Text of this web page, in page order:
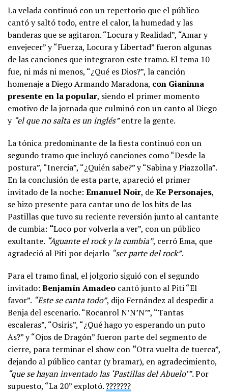
La velada continuó con un repertorio que el público
cantó y saltó todo, entre el calor, la humedad y las
banderas que se agitaron. “Locura y Realidad”, “Amar y
envejecer” y “Fuerza, Locura y Libertad” fueron algunas
de las canciones que integraron este tramo. El tema 10
fue, ni más ni menos, “¿Qué es Dios?”, la canción
homenaje a Diego Armando Maradona, con Gianinna
presente en la popular, siendo el primer momento
emotivo de la jornada que culminó con un canto al Diego
y “el que no salta es un inglés”entre la gente.
La tónica predominante de la fiesta continuó con un
segundo tramo que incluyó canciones como “Desde la
postura”, “Inercia”, “¿Quién sabe?” y “Sabina y Piazzolla”.
En la conclusión de esta parte, apareció el primer
invitado de la noche: Emanuel Noir, deKe Personajes,
se hizo presente para cantar uno de los hits de las
Pastillas que tuvo su reciente reversión junto al cantante
de cumbia: “Loco por volverla a ver”, con un público
exultante. “Aguante el rock y la cumbia”, cerró Ema, que
agradeció al Piti por dejarlo “ser parte del rock”.
Para el tramo final, el jolgorio siguió con el segundo
invitado: Benjamín Amadeo cantó junto al Piti “El
favor”. “Este se canta todo”, dijo Fernández al despedir a
Benja del escenario. “Rocanrol N’N’N’”, “Tantas
escaleras”, “Osiris”, “¿Qué hago yo esperando un puto
As?” y “Ojos de Dragón” fueron parte del segmento de
cierre, para terminar el show con “Otra vuelta de tuerca”,
dejando al público cantar (y bramar), en agradecimiento,
“que se hayan inventado las ‘Pastillas del Abuelo’”. Por
supuesto, “La 20” explotó. ???????